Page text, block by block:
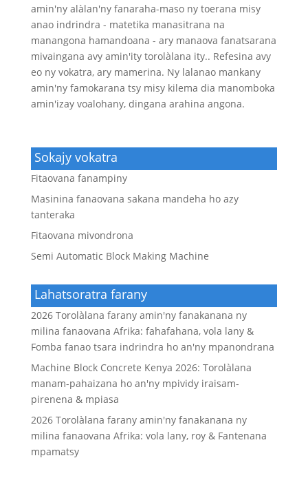
amin'ny alàlan'ny fanaraha-maso ny toerana misy
anao indrindra - matetika manasitrana na
manangona hamandoana - ary manaova fanatsarana
mivaingana avy amin'ity torolàlana ity.. Refesina avy
eo ny vokatra, ary mamerina. Ny lalanao mankany
amin'ny famokarana tsy misy kilema dia manomboka
amin'izay voalohany, dingana arahina angona.
Sokajy vokatra
Fitaovana fanampiny
Masinina fanaovana sakana mandeha ho azy
tanteraka
Fitaovana mivondrona
Semi Automatic Block Making Machine
Lahatsoratra farany
2026 Torolàlana farany amin'ny fanakanana ny
milina fanaovana Afrika: fahafahana, vola lany &
Fomba fanao tsara indrindra ho an'ny mpanondrana
Machine Block Concrete Kenya 2026: Torolàlana
manam-pahaizana ho an'ny mpividy iraisam-
pirenena & mpiasa
2026 Torolàlana farany amin'ny fanakanana ny
milina fanaovana Afrika: vola lany, roy & Fantenana
mpamatsy